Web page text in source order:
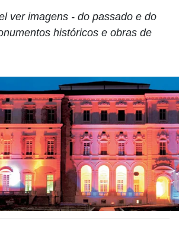
ver imagens - do passado e do
históricos e obras de